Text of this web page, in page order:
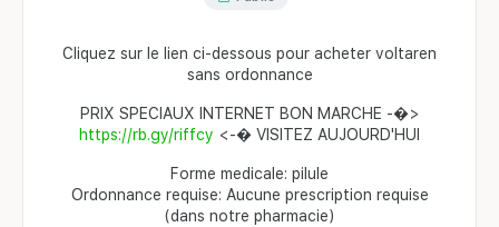
Cliquez sur le lien ci-dessous pour acheter voltaren
sans ordonnance
PRIX SPECIAUX INTERNET BON MARCHE -�>
https://rb.gy/riffcy <-� VISITEZ AUJOURD'HUI
Forme medicale: pilule
Ordonnance requise: Aucune prescription requise
(dans notre pharmacie)